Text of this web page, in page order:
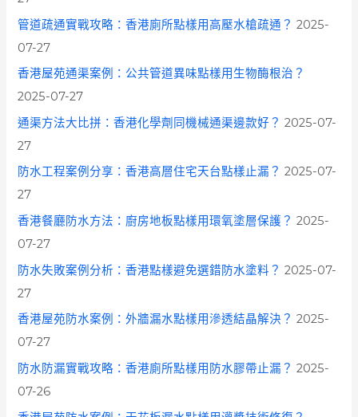
管道疏通實戰攻略：香港廁所點樣用高壓水槍疏通？ 2025-
07-27
香港屋苑通渠案例：公共管道異味點樣用生物酶根治？
2025-07-27
通渠方法大比拼：香港化學劑同機械通渠邊款好？ 2025-07-
27
防水工程案例分享：香港高層住宅天台點樣止漏？ 2025-07-
27
香港餐廳防水方法：廚房地板點樣用環氧塗層保護？ 2025-
07-27
防水失敗案例分析：香港點樣避免選錯防水塗料？ 2025-07-
27
香港屋苑防水案例：外牆漏水點樣用滲透結晶解決？ 2025-
07-27
防水防漏實戰攻略：香港廁所點樣用防水膠帶止漏？ 2025-
07-26